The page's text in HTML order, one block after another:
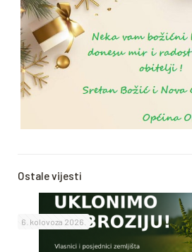
Ostale vijesti
6. kolovoza 2026.